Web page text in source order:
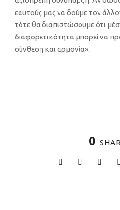
εαυτούς μας να δούμε τον
τότε θα διαπιστώσουμε ότι
διαφορετικότητα μπορεί να
σύνθεση και αρμονία».
0